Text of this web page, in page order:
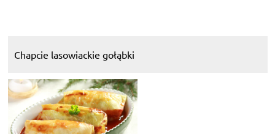
Chapcie lasowiackie gołąbki